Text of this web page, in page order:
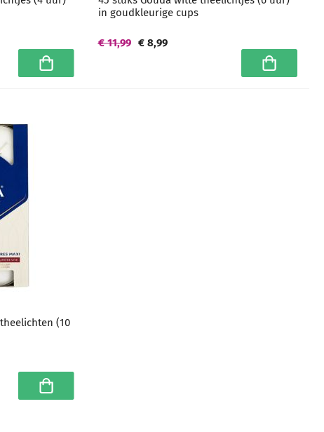
In winkelwagen
in goudkleurige cups
€ 8,99
€ 11,99
In
(10
In winkelwagen